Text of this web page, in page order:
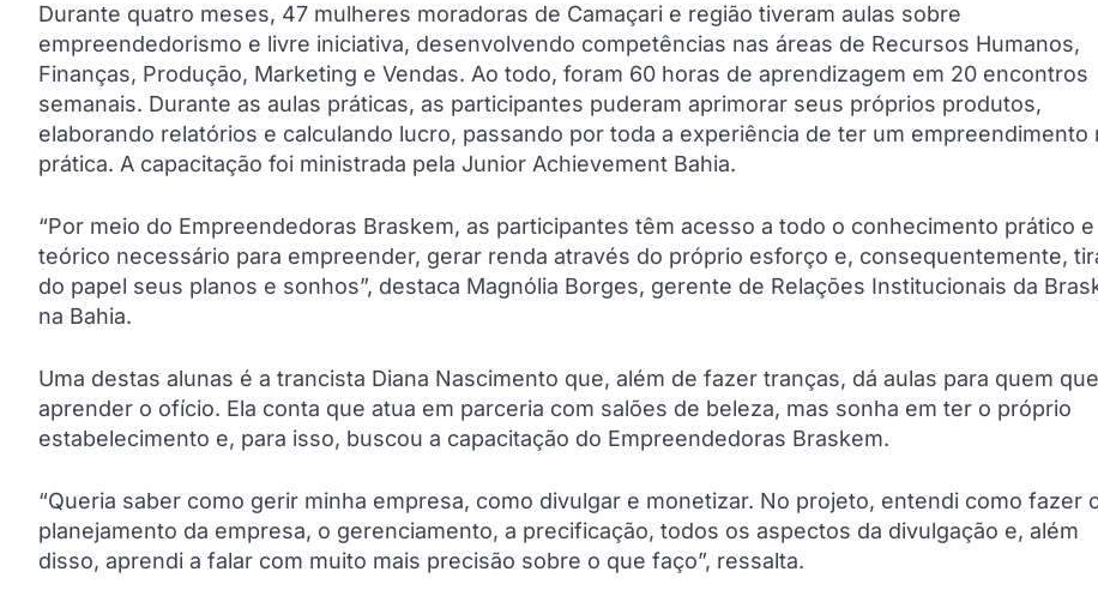
Durante quatro meses, 47 mulheres moradoras de Camaçari e região tiveram aulas sobre
empreendedorismo e livre iniciativa, desenvolvendo competências nas áreas de Recursos Humanos,
Finanças, Produção, Marketing e Vendas. Ao todo, foram 60 horas de aprendizagem em 20 encontros
semanais. Durante as aulas práticas, as participantes puderam aprimorar seus próprios produtos,
elaborando relatórios e calculando lucro, passando por toda a experiência de ter um empreendimento
prática. A capacitação foi ministrada pela Junior Achievement Bahia.
“Por meio do Empreendedoras Braskem, as participantes têm acesso a todo o conhecimento prático e
teórico necessário para empreender, gerar renda através do próprio esforço e, consequentemente,
do papel seus planos e sonhos”, destaca Magnólia Borges, gerente de Relações Institucionais da
na Bahia.
Uma destas alunas é a trancista Diana Nascimento que, além de fazer tranças, dá aulas para quem
aprender o ofício. Ela conta que atua em parceria com salões de beleza, mas sonha em ter o próprio
estabelecimento e, para isso, buscou a capacitação do Empreendedoras Braskem.
“Queria saber como gerir minha empresa, como divulgar e monetizar. No projeto, entendi como fazer
planejamento da empresa, o gerenciamento, a precificação, todos os aspectos da divulgação e, além
disso, aprendi a falar com muito mais precisão sobre o que faço”, ressalta.